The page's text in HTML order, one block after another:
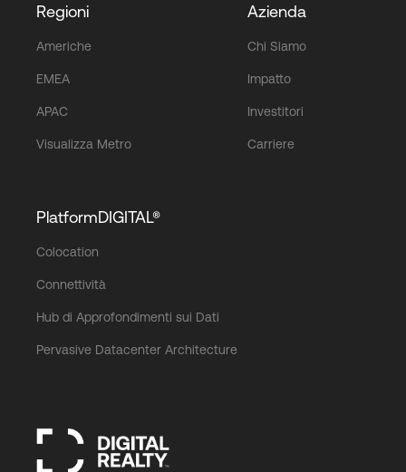
Regioni
Americhe
EMEA
APAC
Visualizza Metro
Azienda
Chi Siamo
Impatto
Investitori
Carriere
PlatformDIGITAL®
Colocation
Connettività
Hub di Approfondimenti sui Dati
Pervasive Datacenter Architecture